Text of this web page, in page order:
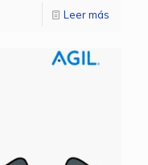
Leer más